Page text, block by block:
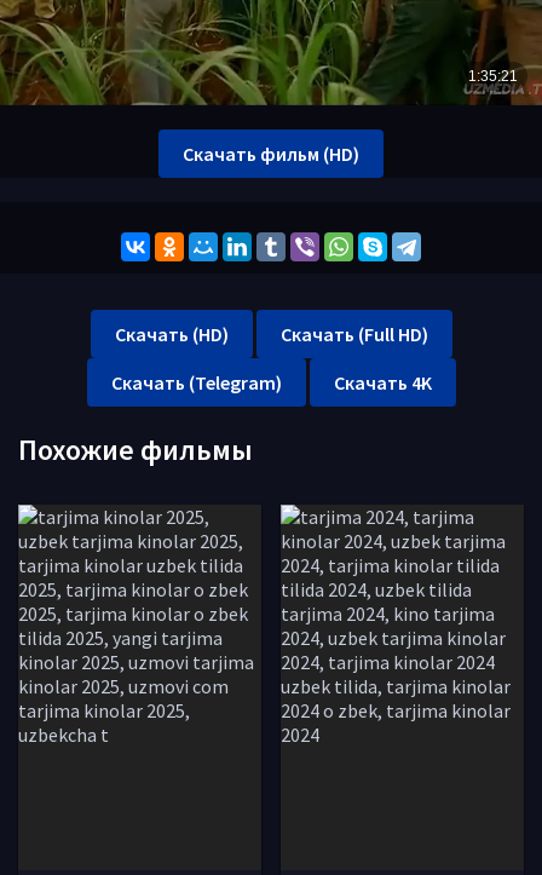
Скачать фильм (HD)
Скачать (HD)
Скачать (Full HD)
Скачать (Telegram)
Скачать 4K
Похожие фильмы